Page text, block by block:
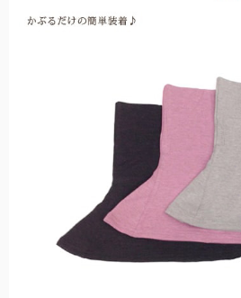
自動開閉
ワンタッチで瞬時に開閉可能。
男性にもお使いいただきやすい大きなサ
UVカット手
柔らかな薄手の生地で、スマホ操作や作
鯖江製オリジナルサ
眼鏡の聖地と言われている鯖江製の上質